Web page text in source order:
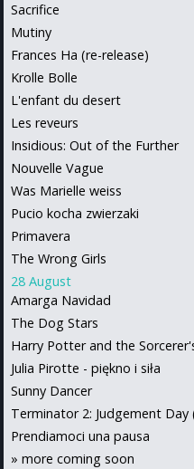
Sacrifice
Mutiny
Frances Ha (re-release)
Krolle Bolle
L'enfant du desert
Les reveurs
Insidious: Out of the Further
Nouvelle Vague
Was Marielle weiss
Pucio kocha zwierzaki
Primavera
The Wrong Girls
28 August
Amarga Navidad
The Dog Stars
Harry Potter and the
Julia Pirotte - piękno i siła
Sunny Dancer
Terminator 2: Judgement Day
Prendiamoci una pausa
» more coming soon